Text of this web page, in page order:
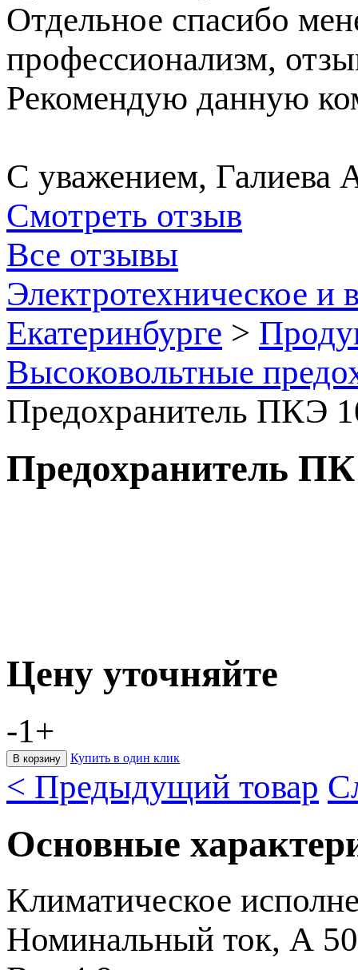
Отдельное спасибо
профессионализм,
Рекомендую данную
С уважением, Галиева
Смотреть отзыв
Все отзывы
Электротехническое и
Екатеринбурге >
Высоковольтные
Предохранитель ПКЭ
Предохранитель
Цену уточняйте
-1+
Купить в один клик
< Предыдущий товар
Основные
Климатическое
Номинальный ток, А 50